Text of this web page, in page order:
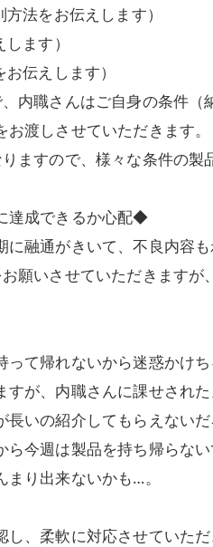
法をお伝えします）
ます）
伝えします）
内職さんはご自身の条件
渡しさせていただきます。
ますので、様々な条件の
達成できるか心配◆
に融通がきいて、不良内容
願いさせていただきます
て帰れないから迷惑かけ
が、内職さんに課せされた
長いの紹介してもらえないだ
ら今週は製品を持ち帰らな
まり出来ないかも…。
、柔軟に対応させていただ